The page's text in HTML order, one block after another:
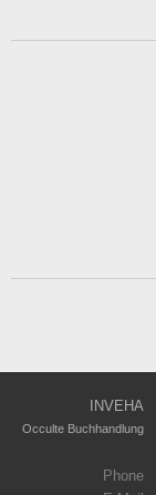
INVEHA
Occulte Buchhandlung
Phone